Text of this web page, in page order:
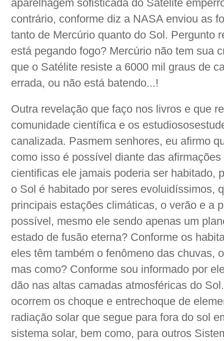
aparelhagem sofisticada do Satélite
contrário, conforme diz a NASA enviou as
tanto de Mercúrio quanto do Sol. Pergunto
está pegando fogo? Mercúrio não tem sua
que o Satélite resiste a 6000 mil graus de
errada, ou não está batendo...!
Outra revelação que faço nos livros e que
comunidade científica e os
canalizada. Pasmem senhores, eu afirmo
como isso é possível diante das
cientificas ele jamais poderia ser habitado,
o Sol é habitado por seres evoluidíssimos,
principais estações climáticas, o verão e a
possível, mesmo ele sendo apenas um
estado de fusão eterna? Conforme os
eles têm também o fenômeno das chuvas,
mas como? Conforme sou informado por
dão nas altas camadas atmosféricas do
ocorrem os choque e entrechoque de
radiação solar que segue para fora do sol
sistema solar, bem como, para outros